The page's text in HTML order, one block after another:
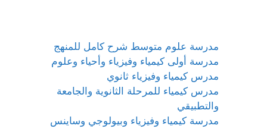
مدرسة علوم متوسط شرح كامل للمنهج
مدرسة أولى كيمياء وفيزياء وأحياء وعلوم
مدرس كيمياء وفيزياء ثانوي
مدرس كيمياء للمرحلة الثانوية والجامعة
والتطبيقي
مدرسة كيمياء وفيزياء وبيولوجي وساينس